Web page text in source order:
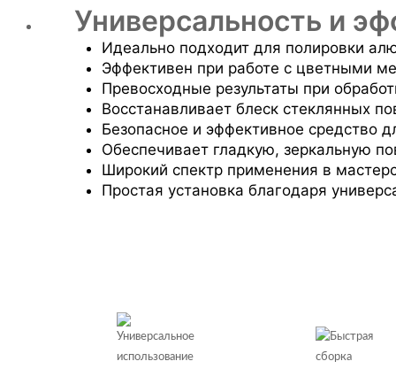
Универсальность и
Идеально подходит для полировки
Эффективен при работе с цветными
Превосходные результаты при
Восстанавливает блеск стеклянных
Безопасное и эффективное средство
Обеспечивает гладкую, зеркальную
Широкий спектр применения в
Простая установка благодаря